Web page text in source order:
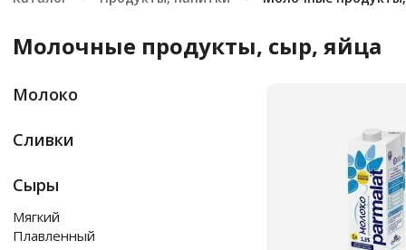
Молочные продукты, сыр, яйца
Молоко
Сливки
Сыры
мягкий
плавленный